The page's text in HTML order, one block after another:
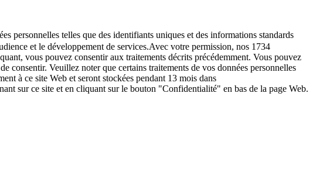
personnelles telles que des identifiants uniques et des informations standards
et le développement de services.Avec votre permission, nos 1734
vous pouvez consentir aux traitements décrits précédemment. Vous pouvez
consentir. Veuillez noter que certains traitements de vos données personnelles
à ce site Web et seront stockées pendant 13 mois dans
sur ce site et en cliquant sur le bouton "Confidentialité" en bas de la page Web.